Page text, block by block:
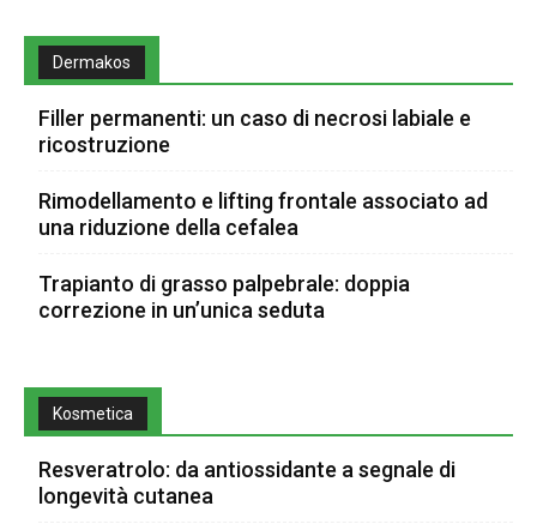
Dermakos
Filler permanenti: un caso di necrosi labiale e
ricostruzione
Rimodellamento e lifting frontale associato ad
una riduzione della cefalea
Trapianto di grasso palpebrale: doppia
correzione in un’unica seduta
Kosmetica
Resveratrolo: da antiossidante a segnale di
longevità cutanea